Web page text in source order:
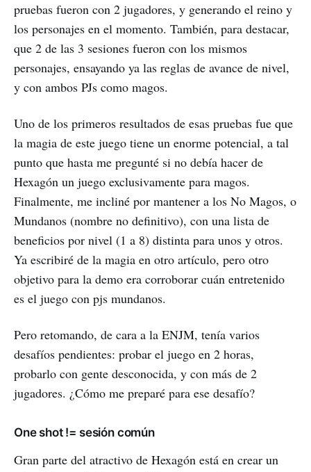
pruebas fueron con 2 jugadores, y generando el reino y
los personajes en el momento. También, para destacar,
que 2 de las 3 sesiones fueron con los mismos
personajes, ensayando ya las reglas de avance de nivel,
y con ambos PJs como magos.
Uno de los primeros resultados de esas pruebas fue que
la magia de este juego tiene un enorme potencial, a tal
punto que hasta me pregunté si no debía hacer de
Hexagón un juego exclusivamente para magos.
Finalmente, me incliné por mantener a los No Magos, o
Mundanos (nombre no definitivo), con una lista de
beneficios por nivel (1 a 8) distinta para unos y otros.
Ya escribiré de la magia en otro artículo, pero otro
objetivo para la demo era corroborar cuán entretenido
es el juego con pjs mundanos.
Pero retomando, de cara a la ENJM, tenía varios
desafíos pendientes: probar el juego en 2 horas,
probarlo con gente desconocida, y con más de 2
jugadores. ¿Cómo me preparé para ese desafío?
One shot != sesión común
Gran parte del atractivo de Hexagón está en crear un